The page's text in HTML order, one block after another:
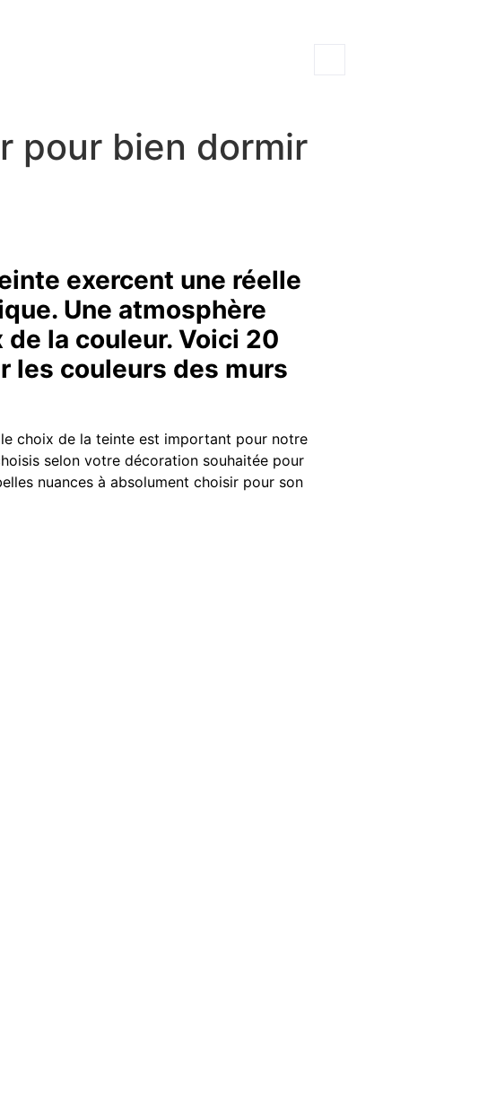
pour bien dormir
exercent une réelle
Une atmosphère
la couleur. Voici 20
les couleurs des murs
choix de la teinte est important pour notre
selon votre décoration souhaitée pour
nuances à absolument choisir pour son